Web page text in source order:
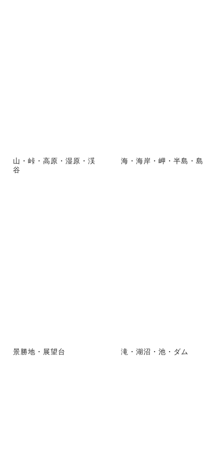
山・峠・高原・湿原・渓
谷
海・海岸・岬・半島・島
景勝地・展望台 滝・湖沼・池・ダム